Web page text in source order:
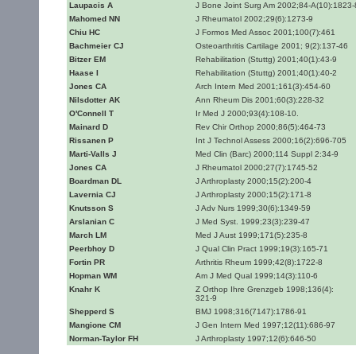
Laupacis A
J Bone Joint Surg Am 2002;84-A(10):1823-
Mahomed NN
J Rheumatol 2002;29(6):1273-9
Chiu HC
J Formos Med Assoc 2001;100(7):461
Bachmeier CJ
Osteoarthritis Cartilage 2001; 9(2):137-46
Bitzer EM
Rehabilitation (Stuttg) 2001;40(1):43-9
Haase I
Rehabilitation (Stuttg) 2001;40(1):40-2
Jones CA
Arch Intern Med 2001;161(3):454-60
Nilsdotter AK
Ann Rheum Dis 2001;60(3):228-32
O'Connell T
Ir Med J 2000;93(4):108-10.
Mainard D
Rev Chir Orthop 2000;86(5):464-73
Rissanen P
Int J Technol Assess 2000;16(2):696-705
Marti-Valls J
Med Clin (Barc) 2000;114 Suppl 2:34-9
Jones CA
J Rheumatol 2000;27(7):1745-52
Boardman DL
J Arthroplasty 2000;15(2):200-4
Lavernia CJ
J Arthroplasty 2000;15(2):171-8
Knutsson S
J Adv Nurs 1999;30(6):1349-59
Arslanian C
J Med Syst. 1999;23(3):239-47
March LM
Med J Aust 1999;171(5):235-8
Peerbhoy D
J Qual Clin Pract 1999;19(3):165-71
Fortin PR
Arthritis Rheum 1999;42(8):1722-8
Hopman WM
Am J Med Qual 1999;14(3):110-6
Knahr K
Z Orthop Ihre Grenzgeb 1998;136(4):
321-9
Shepperd S
BMJ 1998;316(7147):1786-91
Mangione CM
J Gen Intern Med 1997;12(11):686-97
Norman-Taylor FH
J Arthroplasty 1997;12(6):646-50